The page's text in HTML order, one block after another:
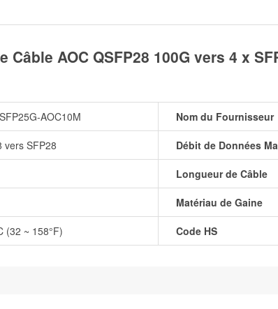
Câble AOC QSFP28 100G vers 4 x
AOC10M Nom du Fournisseur
vers SFP28 Débit de Données
Longueur de Câble
Matériau de Gaine
(32 ~ 158°F) Code HS